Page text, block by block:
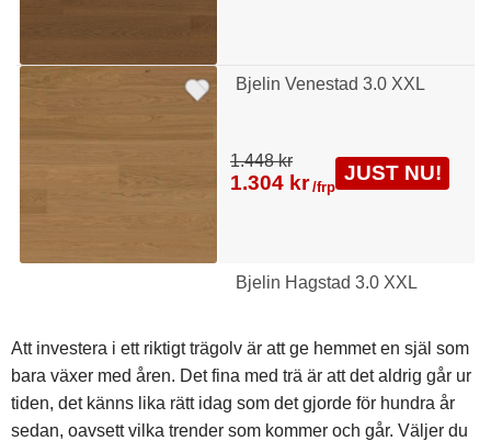
Bjelin Venestad 3.0 XXL
Bjelin Hagstad 3.0 XXL
1.448 kr
1.304 kr /frp
JUST NU!
Att investera i ett riktigt trägolv är att ge hemmet en själ som
bara växer med åren. Det fina med trä är att det aldrig går ur
tiden, det känns lika rätt idag som det gjorde för hundra år
sedan, oavsett vilka trender som kommer och går. Väljer du